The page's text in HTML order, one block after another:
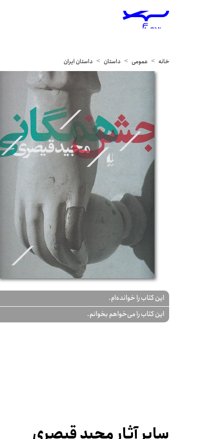
خانه عمومی داستان داستان ایران
این کتاب را خوانده‌ام.
این کتاب را می‌خواهم بخوانم.
سایر آثار مجید قیصری